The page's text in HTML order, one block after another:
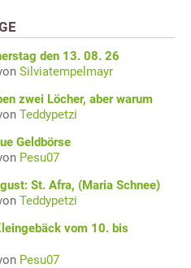
den 13. 08. 26
Silviatempelmayr
zwei Löcher, aber warum
Teddypetzi
Geldbörse
Pesu07
St. Afra, (Maria Schnee)
Teddypetzi
vom 10. bis
Pesu07